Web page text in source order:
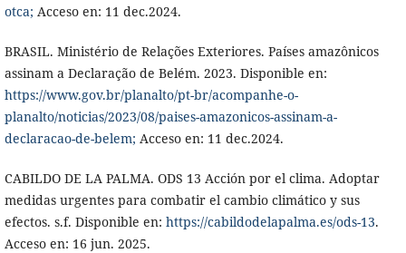
otca; Acceso en: 11 dec.2024.
BRASIL. Ministério de Relações Exteriores. Países amazônicos
assinam a Declaração de Belém. 2023. Disponible en:
https://www.gov.br/planalto/pt-br/acompanhe-o-
planalto/noticias/2023/08/paises-amazonicos-assinam-a-
declaracao-de-belem; Acceso en: 11 dec.2024.
CABILDO DE LA PALMA. ODS 13 Acción por el clima. Adoptar
medidas urgentes para combatir el cambio climático y sus
efectos. s.f. Disponible en: https://cabildodelapalma.es/ods-13.
Acceso en: 16 jun. 2025.